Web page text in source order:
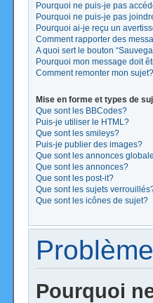
Pourquoi ne puis-je pas
Pourquoi ne puis-je pas
Pourquoi ai-je reçu un
Comment rapporter des
A quoi sert le bouton
Pourquoi mon message doit
Comment remonter mon sujet?
Mise en forme et types de
Que sont les BBCodes?
Puis-je utiliser le HTML?
Que sont les smileys?
Puis-je publier des images?
Que sont les annonces
Que sont les annonces?
Que sont les post-it?
Que sont les sujets
Que sont les icônes de sujet?
Pourquoi